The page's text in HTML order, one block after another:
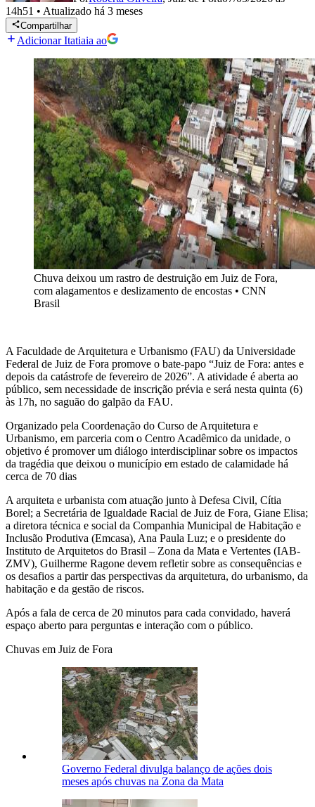
14h51 • Atualizado há 3 meses
Compartilhar
Adicionar Itatiaia ao
Chuva deixou um rastro de destruição em Juiz de Fora,
com alagamentos e deslizamento de encostas • CNN
Brasil
A Faculdade de Arquitetura e Urbanismo (FAU) da Universidade
Federal de Juiz de Fora promove o bate-papo “Juiz de Fora: antes e
depois da catástrofe de fevereiro de 2026”. A atividade é aberta ao
público, sem necessidade de inscrição prévia e será nesta quinta (6)
às 17h, no saguão do galpão da FAU.
Organizado pela Coordenação do Curso de Arquitetura e
Urbanismo, em parceria com o Centro Acadêmico da unidade, o
objetivo é promover um diálogo interdisciplinar sobre os impactos
da tragédia que deixou o município em estado de calamidade há
cerca de 70 dias
A arquiteta e urbanista com atuação junto à Defesa Civil, Cítia
Borel; a Secretária de Igualdade Racial de Juiz de Fora, Giane Elisa;
a diretora técnica e social da Companhia Municipal de Habitação e
Inclusão Produtiva (Emcasa), Ana Paula Luz; e o presidente do
Instituto de Arquitetos do Brasil – Zona da Mata e Vertentes (IAB-
ZMV), Guilherme Ragone devem refletir sobre as consequências e
os desafios a partir das perspectivas da arquitetura, do urbanismo, da
habitação e da gestão de riscos.
Após a fala de cerca de 20 minutos para cada convidado, haverá
espaço aberto para perguntas e interação com o público.
Chuvas em Juiz de Fora
Governo Federal divulga balanço de ações dois
meses após chuvas na Zona da Mata